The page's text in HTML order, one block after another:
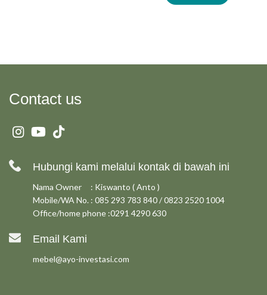
Contact us
Hubungi kami melalui kontak di bawah ini
Nama Owner : Kiswanto ( Anto )
Mobile/WA No. : 085 293 783 840 / 0823 2520 1004
Office/home phone :0291 4290 630
Email Kami
mebel@ayo-investasi.com